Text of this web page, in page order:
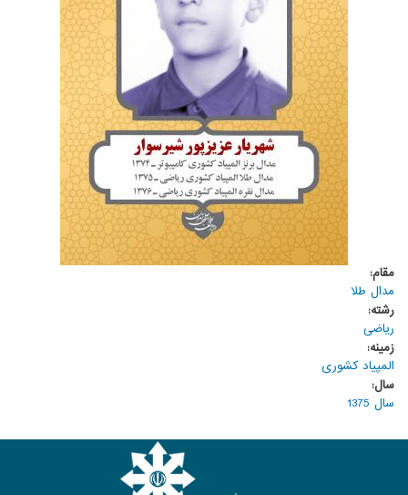
مقام:
مدال طلا
رشته:
ریاضی
زمینه:
المپیاد کشوری
سال:
سال 1375